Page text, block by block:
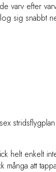
varv efter
sig snabbt
helt enkelt
att